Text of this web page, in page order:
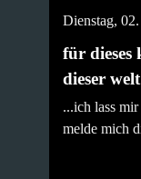
Dienstag,
für dieses
dieser
...ich lass
melde mich